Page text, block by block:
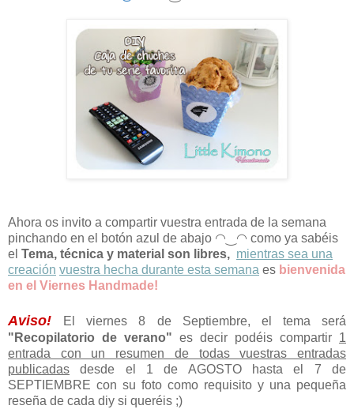
Ahora os invito a compartir vuestra entrada de la semana
pinchando en el botón azul de abajo ◠‿◠ como ya sabéis
el Tema, técnica y material son libres, mientras sea una
creación vuestra hecha durante esta semana es bienvenida
en el Viernes Handmade!
Aviso!
El viernes 8 de Septiembre, el tema será
"Recopilatorio de verano" es decir podéis compartir 1
entrada con un resumen de todas vuestras entradas
publicadas desde el 1 de AGOSTO hasta el 7 de
SEPTIEMBRE con su foto como requisito y una pequeña
reseña de cada diy si queréis ;)